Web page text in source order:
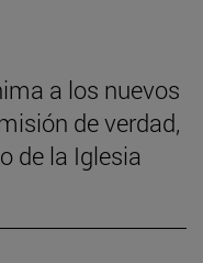
a los nuevos
de verdad,
de la Iglesia